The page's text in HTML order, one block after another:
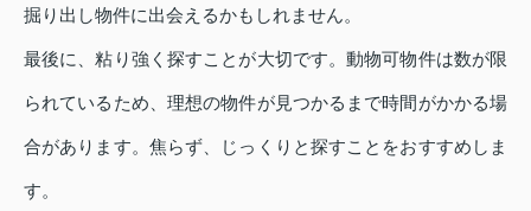
掘り出し物件に出会えるかもしれません。
最後に、粘り強く探すことが大切です。動物可物件は数が限
られているため、理想の物件が見つかるまで時間がかかる場
合があります。焦らず、じっくりと探すことをおすすめしま
す。